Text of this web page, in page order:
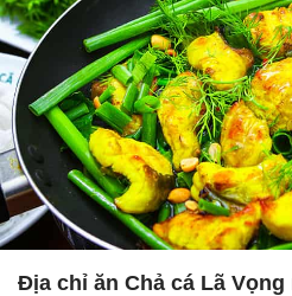
Địa chỉ ăn Chả cá Lã